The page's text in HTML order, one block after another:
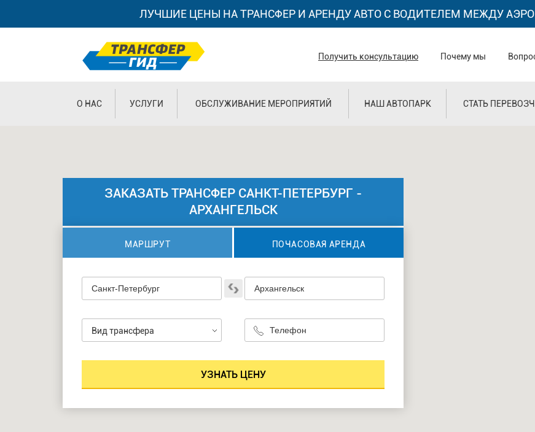
ЛУЧШИЕ ЦЕНЫ НА ТРАНСФЕР И АРЕНДУ АВТО С ВОДИТЕЛЕМ МЕЖДУ
Получить консультацию Почему мы
О НАС УСЛУГИ ОБСЛУЖИВАНИЕ МЕРОПРИЯТИЙ НАШ АВТОПАРК СТАТЬ
ЗАКАЗАТЬ ТРАНСФЕР САНКТ-ПЕТЕРБУРГ -
АРХАНГЕЛЬСК
МАРШРУТ ПОЧАСОВАЯ АРЕНДА
Вид трансфера